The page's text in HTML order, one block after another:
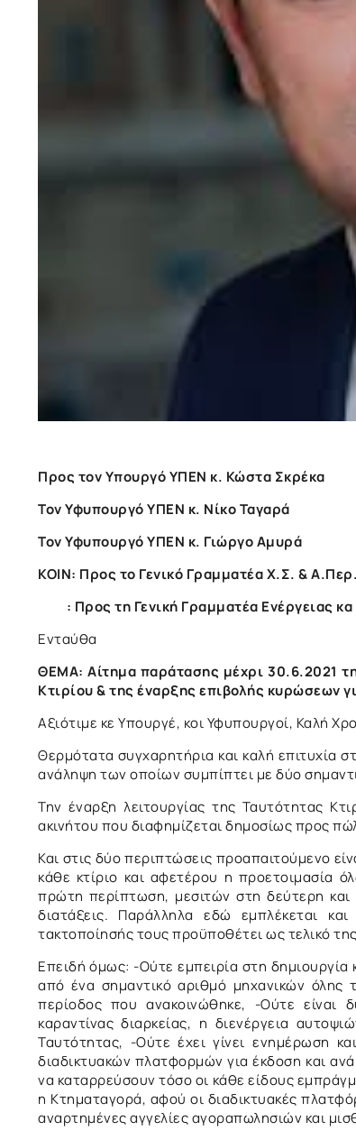
Προς τον Υπουργό ΥΠΕΝ κ. Κώστα Σκρέκα
Τον Υφυπουργό ΥΠΕΝ κ. Νίκο Ταγαρά
Toν Υφυπουργό ΥΠΕΝ κ. Γιώργο Αμυρά
ΚΟΙΝ: Προς το Γενικό Γραμματέα Χ.Σ. &
: Προς τη Γενική Γραμματέα Ενέργειας
Ενταύθα
ΘΕΜΑ: Αίτημα παράτασης μέχρι 30.6.2021
Κτιρίου & της έναρξης επιβολής κυρώσεων
Αξιότιμε κε Υπουργέ, κοι Υφυπουργοί, Καλή
Θερμότατα συγχαρητήρια και καλή επιτυχία
ανάληψη των οποίων συμπίπτει με δύο
Την έναρξη λειτουργίας της Ταυτότητας
ακινήτου που διαφημίζεται δημοσίως προς
Και στις δύο περιπτώσεις προαπαιτούμενο
κάθε κτίριο και αφετέρου η προετοιμασία
πρώτη περίπτωση, μεσιτών στη δεύτερη
διατάξεις. Παράλληλα εδώ εμπλέκεται
τακτοποίησής τους προϋποθέτει ως τελικό
Επειδή όμως: -Ούτε εμπειρία στη
από ένα σημαντικό αριθμό μηχανικών όλης
περίοδος που ανακοινώθηκε, -Ούτε είναι
καραντίνας διαρκείας, η διενέργεια
Ταυτότητας, -Ούτε έχει γίνει ενημέρωση
διαδικτυακών πλατφορμών για έκδοση και
να καταρρεύσουν τόσο οι κάθε είδους
η Κτηματαγορά, αφού οι διαδικτυακές
αναρτημένες αγγελίες αγοραπωλησιών και